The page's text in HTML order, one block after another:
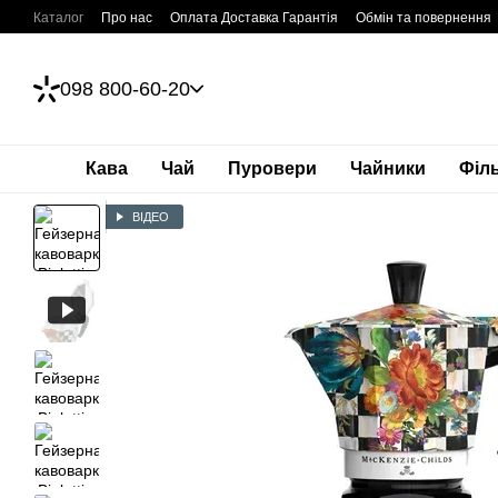
Перейти до основного контенту
Каталог Про нас Оплата Доставка Гарантія Обмін та повернення
098 800-60-20
Кава Чай Пуровери Чайники
ВІДЕО